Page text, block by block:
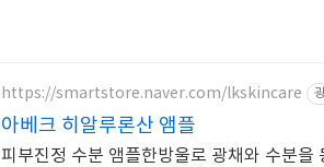
https://smartstore.naver.com/lkskincare
아베크 히알루론산 앰플
피부진정 수분 앰플한방울로 광채와 수분